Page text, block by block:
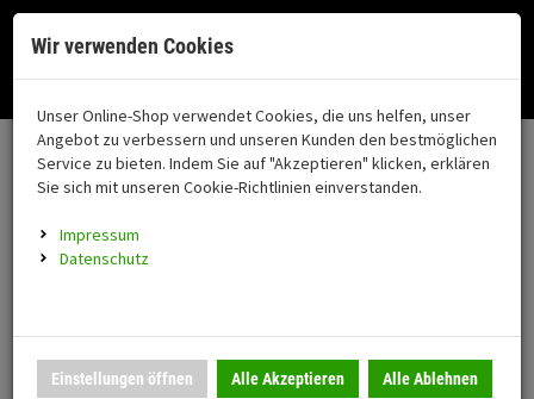
Fahrzeugteile
Alle Kategorien
FAHRZEUGTEILE
Montageständer
Beleuchtung
Neuheiten
coming soon
Anmelden | Registrieren Merkzettel
Ihr Warenkorb ist momentan leer.
Ergebnisse () Fertig
Nutzung unserer Dienste erklären Sie sich damit einverstanden!
Okay Datenschutz
Menü
Motorrad auswählen
Kundenbewertungen 0
Einloggen und Bewertung schreiben
0 Bewertungen
Wir verwenden Cookies
Unser Online-Shop verwendet Cookies, die uns helfen, unser
Angebot zu verbessern und unseren Kunden den bestmöglichen
Service zu bieten. Indem Sie auf "Akzeptieren" klicken, erklären
Sie sich mit unseren Cookie-Richtlinien einverstanden.
Impressum
Datenschutz
Einstellungen öffnen Alle Akzeptieren Alle Ablehnen